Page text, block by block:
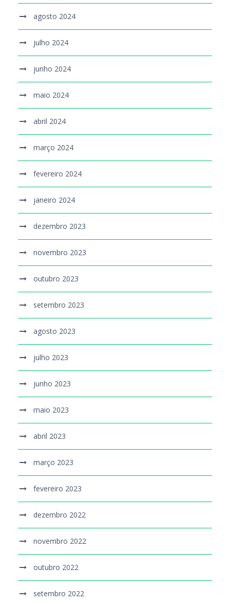
agosto 2024
julho 2024
junho 2024
maio 2024
abril 2024
março 2024
fevereiro 2024
janeiro 2024
dezembro 2023
novembro 2023
outubro 2023
setembro 2023
agosto 2023
julho 2023
junho 2023
maio 2023
abril 2023
março 2023
fevereiro 2023
dezembro 2022
novembro 2022
outubro 2022
setembro 2022